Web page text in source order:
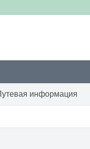
информация